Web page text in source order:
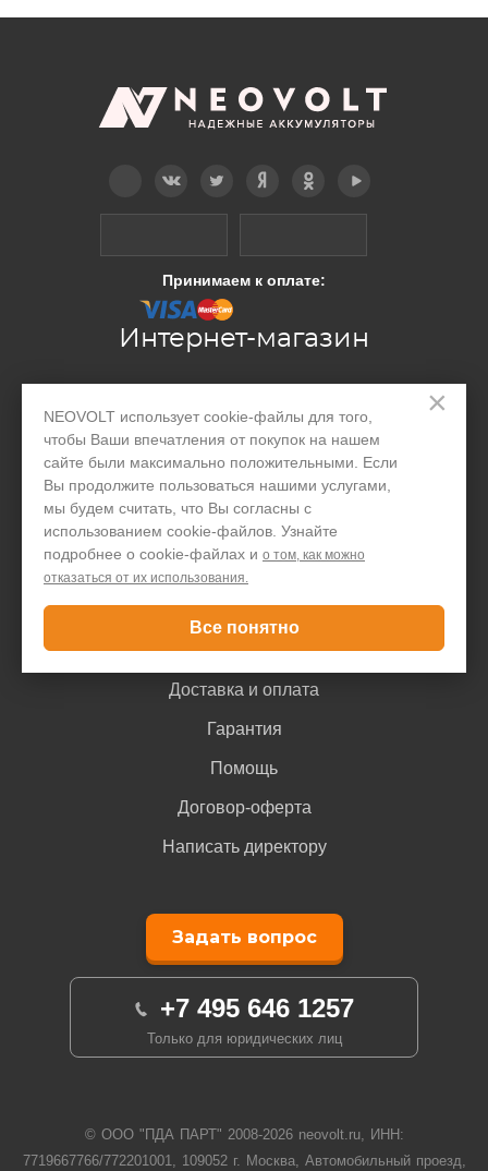
×
NEOVOLT использует cookie-файлы для того,
чтобы Ваши впечатления от покупок на нашем
сайте были максимально положительными. Если
Вы продолжите пользоваться нашими услугами,
мы будем считать, что Вы согласны с
использованием cookie-файлов. Узнайте
подробнее о cookie-файлах и о том, как можно
отказаться от их использования.
Все понятно
Принимаем к оплате:
Интернет-магазин
Организациям
Акции и скидки
Блог
Контакты
Покупателю
Доставка и оплата
Гарантия
Помощь
Договор-оферта
Написать директору
Задать вопрос
+7 495 646 1257
Только для юридических лиц
© ООО "ПДА ПАРТ" 2008-2026neovolt.ru, ИНН:
7719667766/772201001, 109052 г. Москва, Автомобильный проезд,